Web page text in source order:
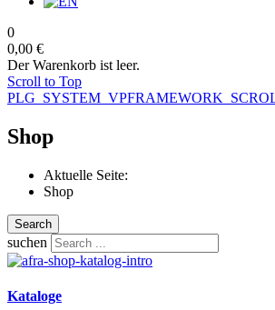
0
0,00 €
Der Warenkorb ist leer.
Scroll to Top
Shop
Aktuelle Seite:
Shop
Search
suchen
Kataloge